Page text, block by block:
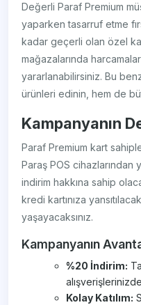
Değerli Paraf Premium
yaparken tasarruf etme
kadar geçerli olan özel
mağazalarında
yararlanabilirsiniz. Bu
ürünleri edinin, hem de
Kampanyanın
Paraf Premium kart
Paraş POS cihazlarından
indirim hakkına sahip
kredi kartınıza
yaşayacaksınız.
Kampanyanın
%20 İndirim:
Kolay Katılım: